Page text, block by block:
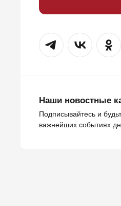
Наши новостные
Подписывайтесь и
важнейших событиях